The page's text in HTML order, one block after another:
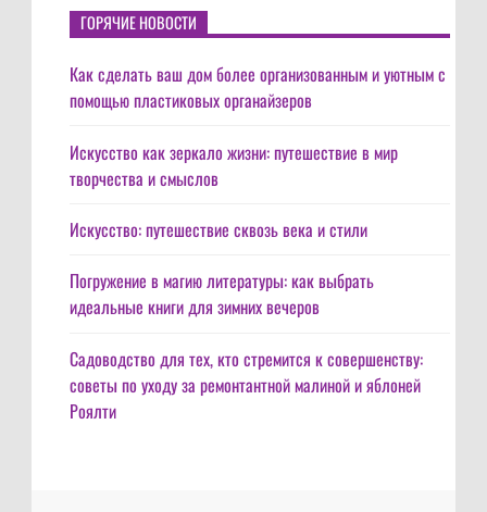
ГОРЯЧИЕ НОВОСТИ
Как сделать ваш дом более организованным и уютным с
помощью пластиковых органайзеров
Искусство как зеркало жизни: путешествие в мир
творчества и смыслов
Искусство: путешествие сквозь века и стили
Погружение в магию литературы: как выбрать
идеальные книги для зимних вечеров
Садоводство для тех, кто стремится к совершенству:
советы по уходу за ремонтантной малиной и яблоней
Роялти